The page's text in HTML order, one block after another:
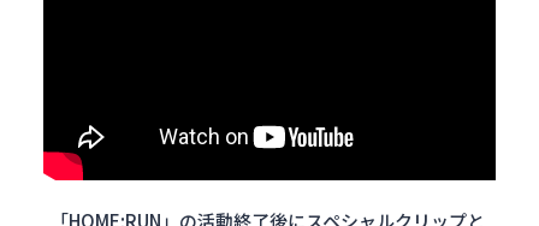
「HOME;RUN」の活動終了後にスペシャルクリップと